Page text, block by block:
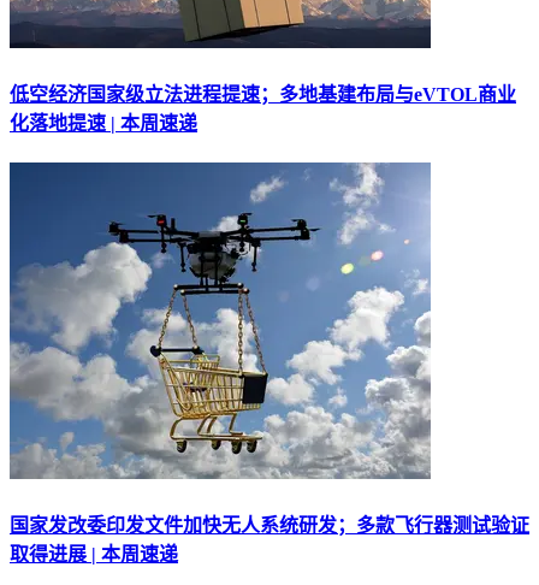
低空经济国家级立法进程提速；多地基建布局与eVTOL商业
化落地提速 | 本周速递
国家发改委印发文件加快无人系统研发；多款飞行器测试验证
取得进展 | 本周速递